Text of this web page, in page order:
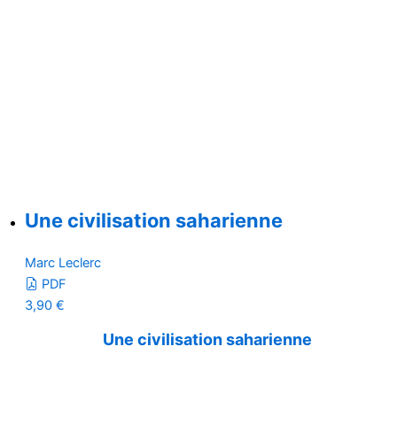
Une civilisation saharienne
Marc Leclerc
PDF
3,90 €
Une civilisation saharienne